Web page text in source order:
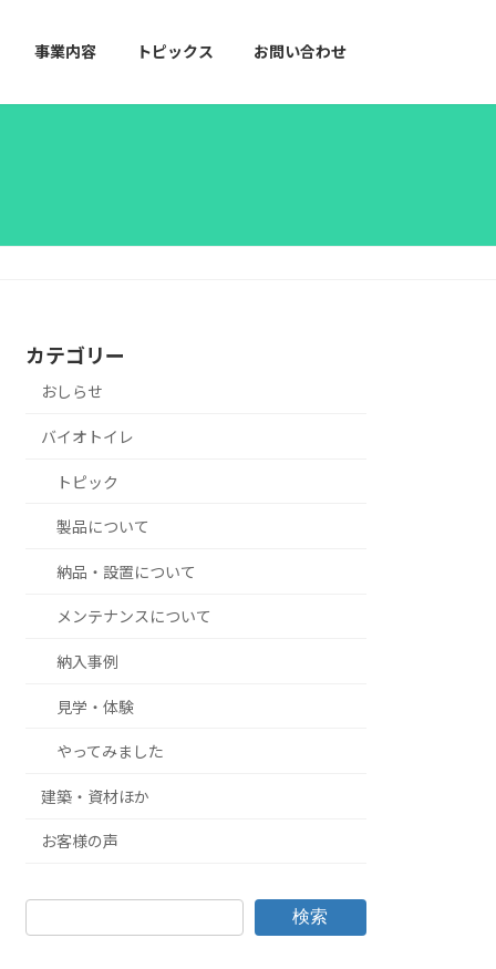
事業内容 トピックス お問い合わせ
カテゴリー
おしらせ
バイオトイレ
トピック
製品について
納品・設置について
メンテナンスについて
納入事例
見学・体験
やってみました
建築・資材ほか
お客様の声
検索